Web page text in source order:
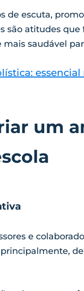
de escuta,
são atitudes
saudável
um
e